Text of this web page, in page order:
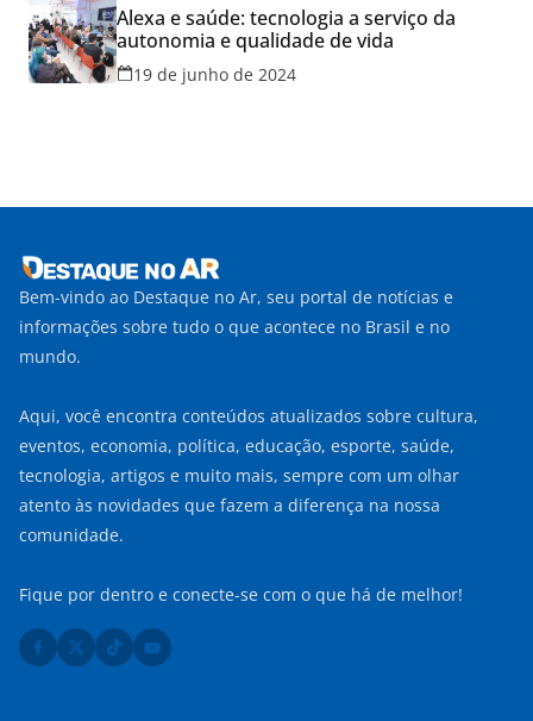
Alexa e saúde: tecnologia a serviço da
autonomia e qualidade de vida
19 de junho de 2024
Bem-vindo ao Destaque no Ar, seu portal de notícias e
informações sobre tudo o que acontece no Brasil e no
mundo.
Aqui, você encontra conteúdos atualizados sobre cultura,
eventos, economia, política, educação, esporte, saúde,
tecnologia, artigos e muito mais, sempre com um olhar
atento às novidades que fazem a diferença na nossa
comunidade.
Fique por dentro e conecte-se com o que há de melhor!